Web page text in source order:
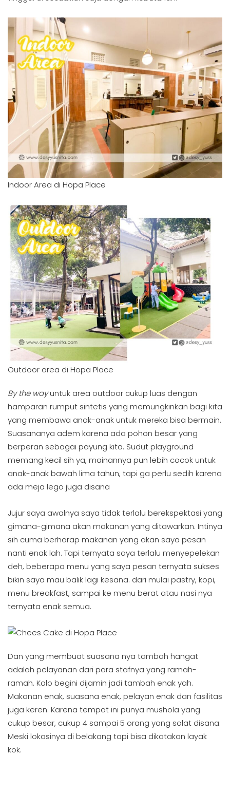
Indoor Area di Hopa Place
Outdoor area di Hopa Place
By the wayuntuk area outdoor cukup luas dengan
hamparan rumput sintetis yang memungkinkan bagi kita
yang membawa anak-anak untuk mereka bisa bermain.
Suasananya adem karena ada pohon besar yang
berperan sebagai payung kita. Sudut playground
memang kecil sih ya, mainannya pun lebih cocok untuk
anak-anak bawah lima tahun, tapi ga perlu sedih karena
ada meja lego juga disana
Jujur saya awalnya saya tidak terlalu berekspektasi yang
gimana-gimana akan makanan yang ditawarkan. Intinya
sih cuma berharap makanan yang akan saya pesan
nanti enak lah. Tapi ternyata saya terlalu menyepelekan
deh, beberapa menu yang saya pesan ternyata sukses
bikin saya mau balik lagi kesana. dari mulai pastry, kopi,
menu breakfast, sampai ke menu berat atau nasi nya
ternyata enak semua.
Dan yang membuat suasana nya tambah hangat
adalah pelayanan dari para stafnya yang ramah-
ramah. Kalo begini dijamin jadi tambah enak yah.
Makanan enak, suasana enak, pelayan enak dan fasilitas
juga keren. Karena tempat ini punya mushola yang
cukup besar, cukup 4 sampai 5 orang yang solat disana.
Meski lokasinya di belakang tapi bisa dikatakan layak
kok.